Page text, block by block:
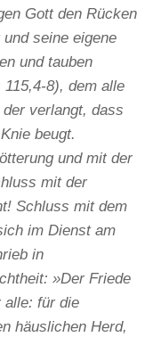
Gott den Rücken
seine eigene
und tauben
115,4-8), dem alle
verlangt, dass
beugt.
und mit der
mit der
Schluss mit dem
im Dienst am
in
»Der Friede
alle: für die
häuslichen Herd,